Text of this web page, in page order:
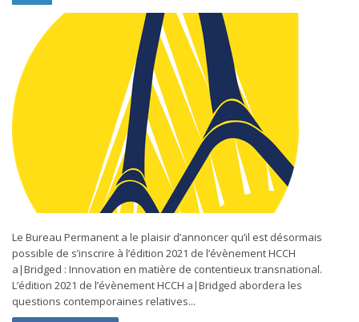
Le Bureau Permanent a le plaisir d’annoncer qu’il est désormais
possible de s’inscrire à l’édition 2021 de l’évènement HCCH
a|Bridged : Innovation en matière de contentieux transnational.
L’édition 2021 de l’évènement HCCH a|Bridged abordera les
questions contemporaines relatives...